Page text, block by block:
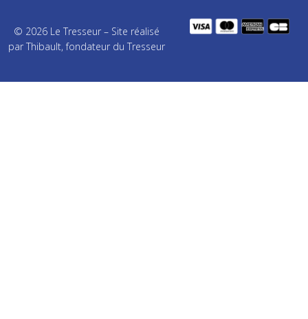
© 2026 Le Tresseur – Site réalisé
par Thibault, fondateur du Tresseur